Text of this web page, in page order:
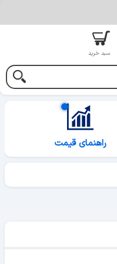
سبد خرید
راهنمای قیمت